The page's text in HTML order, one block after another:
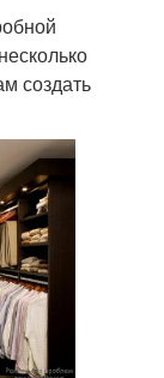
создать